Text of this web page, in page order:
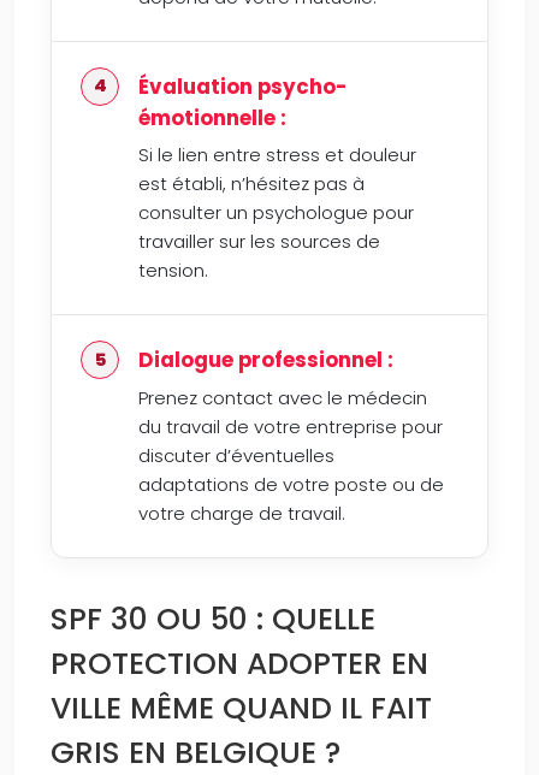
Évaluation psycho-
émotionnelle :
Si le lien entre stress et douleur
est établi, n’hésitez pas à
consulter un psychologue pour
travailler sur les sources de
tension.
Dialogue professionnel :
Prenez contact avec le médecin
du travail de votre entreprise pour
discuter d’éventuelles
adaptations de votre poste ou de
votre charge de travail.
SPF 30 OU 50 : QUELLE
PROTECTION ADOPTER EN
VILLE MÊME QUAND IL FAIT
GRIS EN BELGIQUE ?